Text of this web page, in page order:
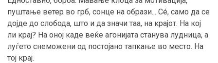
пуштање ветер во грб, сонце на образи... Сé, само да се
дојде до слобода, што и да значи таа, на крајот. На кој
ли крај? На оној каде веќе агонијата станува лудница, а
луѓето снеможени од постојано тапкање во место. На
тој крај.